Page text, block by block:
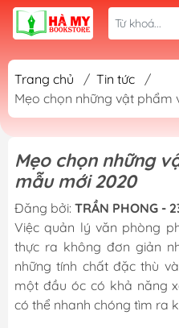
Trang chủ / Tin tức
/
Mẹo chọn những vật
Mẹo chọn những
mẫu mới 2020
Đăng bởi: TRẦN PHONG -
Việc quản lý văn phòng
thực ra không đơn giản
những tính chất đặc thù
một đầu óc có khả năng
có thể nhanh chóng tìm ra